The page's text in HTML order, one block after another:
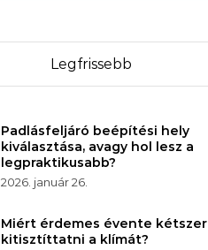
Legfrissebb
Padlásfeljáró beépítési hely
kiválasztása, avagy hol lesz a
legpraktikusabb?
2026. január 26.
Miért érdemes évente kétszer
kitisztíttatni a klímát?